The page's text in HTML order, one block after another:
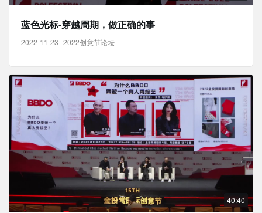
蓝色光标-穿越周期，做正确的事
2022-11-23 2022创意节论坛
40:40